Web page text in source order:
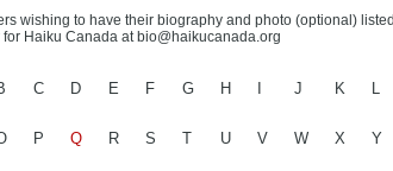
wishing to have their biography and photo (optional)
for Haiku Canada at bio@haikucanada.org
C D E F G H J K L
P Q R S T U V W X Y